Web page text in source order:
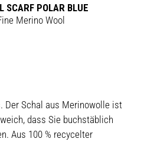
SCARF POLAR BLUE
Merino Wool
Der Schal aus Merinowolle ist
dass Sie buchstäblich
Aus 100 % recycelter